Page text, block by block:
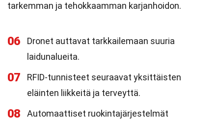
tarkemman ja tehokkaamman karjanhoidon.
06
Dronet auttavat tarkkailemaan suuria
laidunalueita.
07
RFID-tunnisteet seuraavat yksittäisten
eläinten liikkeitä ja terveyttä.
08
Automaattiset ruokintajärjestelmät